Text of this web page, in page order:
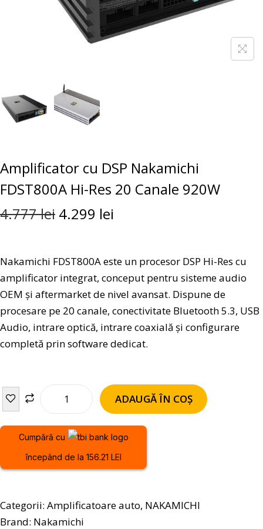
Amplificator cu DSP Nakamichi
FDST800A Hi-Res 20 Canale 920W
4.777lei 4.299 lei
Nakamichi FDST800A este un procesor DSP Hi-Res cu
amplificator integrat, conceput pentru sisteme audio
OEM și aftermarket de nivel avansat. Dispune de
procesare pe 20 canale, conectivitate Bluetooth 5.3, USB
Audio, intrare optică, intrare coaxială și configurare
completă prin software dedicat.
ADAUGĂ ÎN COȘ
Cumpără cu
începând de la 156.21 LEI
Categorii: Amplificatoare auto, NAKAMICHI
Brand: Nakamichi